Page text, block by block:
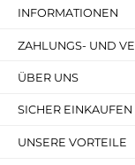
INFORMATIONEN
ZAHLUNGS- UND
ÜBER UNS
SICHER EINKAUFEN
UNSERE VORTEILE